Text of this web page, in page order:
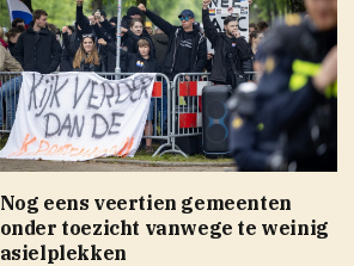
Nog eens veertien gemeenten
onder toezicht vanwege te weinig
asielplekken